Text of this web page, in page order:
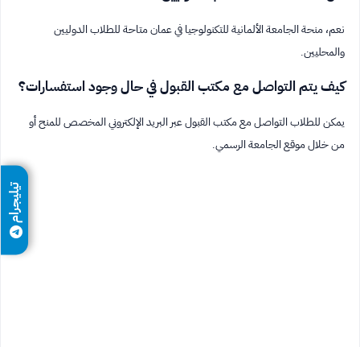
نعم، منحة الجامعة الألمانية للتكنولوجيا في عمان متاحة للطلاب الدوليين
والمحليين.
كيف يتم التواصل مع مكتب القبول في حال وجود استفسارات؟
يمكن للطلاب التواصل مع مكتب القبول عبر البريد الإلكتروني المخصص للمنح أو
من خلال موقع الجامعة الرسمي.
تيليجرام